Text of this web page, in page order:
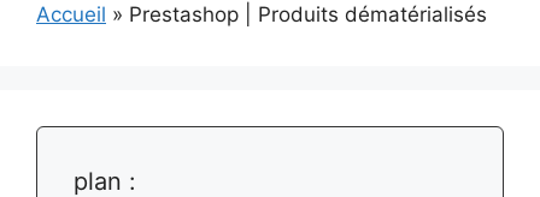
Accueil » Prestashop | Produits dématérialisés
plan :